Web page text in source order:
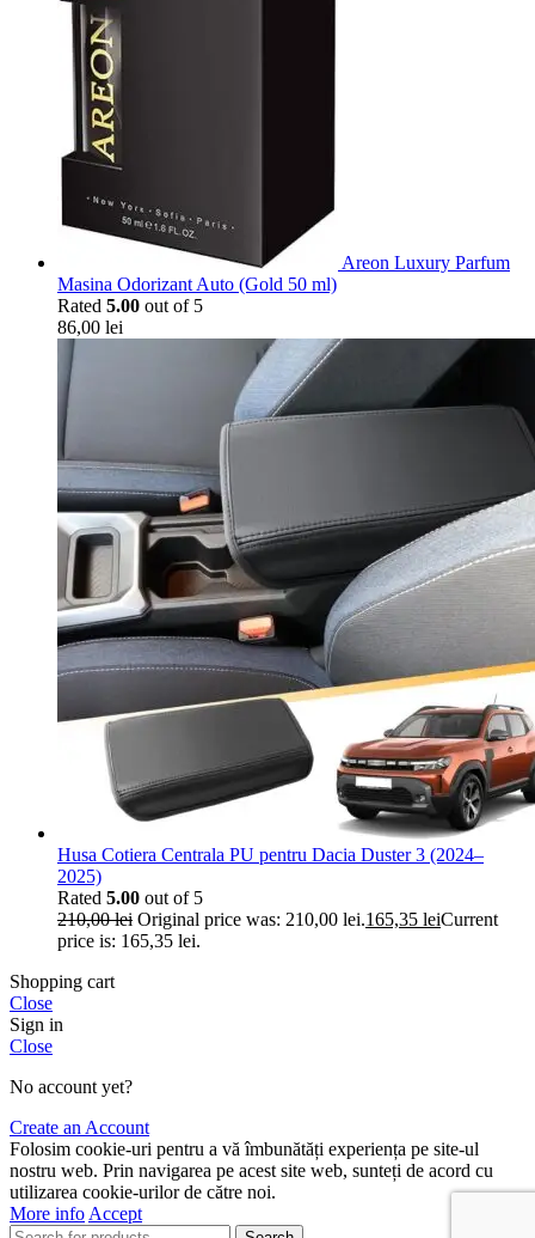
Areon Luxury Parfum
Masina Odorizant Auto (Gold 50 ml)
Rated 5.00 out of 5
86,00 lei
Husa Cotiera Centrala PU pentru Dacia Duster 3 (2024–
2025)
Rated 5.00 out of 5
210,00lei Original price was: 210,00 lei.165,35 leiCurrent
price is: 165,35 lei.
Shopping cart
Close
Sign in
Close
No account yet?
Create an Account
Folosim cookie-uri pentru a vă îmbunătăți experiența pe site-ul
nostru web. Prin navigarea pe acest site web, sunteți de acord cu
utilizarea cookie-urilor de către noi.
More info Accept